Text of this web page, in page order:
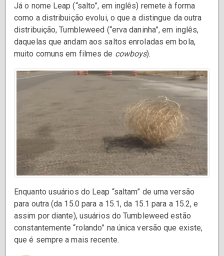
Já o nome Leap (“salto”, em inglês) remete à forma
como a distribuição evolui, o que a distingue da outra
distribuição, Tumbleweed (“erva daninha”, em inglês,
daquelas que andam aos saltos enroladas em bola,
muito comuns em filmes de cowboys).
Enquanto usuários do Leap “saltam” de uma versão
para outra (da 15.0 para a 15.1, da 15.1 para a 15.2, e
assim por diante), usuários do Tumbleweed estão
constantemente “rolando” na única versão que existe,
que é sempre a mais recente.